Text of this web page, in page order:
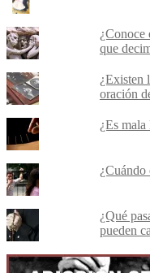
¿Conoce
que
¿Existen
oración
¿Es
¿Cuándo
¿Qué
pueden